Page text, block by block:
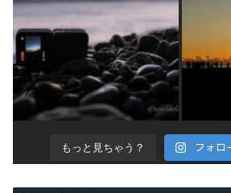
もっと見ちゃう？ フォロ